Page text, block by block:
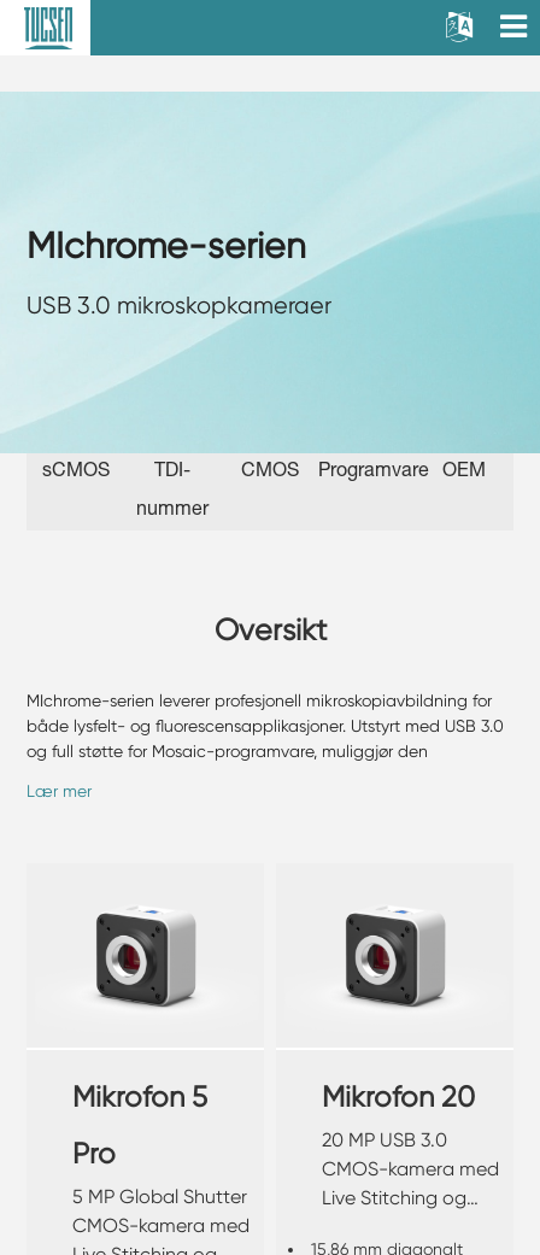
MIchrome-serien
USB 3.0 mikroskopkameraer
sCMOS
TDI-
nummer
CMOS Programvare OEM
Oversikt
MIchrome-serien leverer profesjonell mikroskopiavbildning for
både lysfelt- og fluorescensapplikasjoner. Utstyrt med USB 3.0
og full støtte for Mosaic-programvare, muliggjør den
arbeidsflyt for laboratorie- og undervisningsbruk.
Lær mer
Mikrofon 5
Pro
5 MP Global Shutter
CMOS-kamera med
Mikrofon 20
20 MP USB 3.0
CMOS-kamera med
Live Stitching og
15,86 mm diagonalt